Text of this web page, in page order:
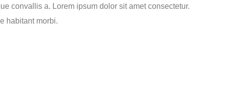
convallis a. Lorem ipsum dolor sit amet consectetur.
habitant morbi.